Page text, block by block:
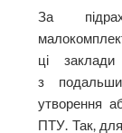
За
ці заклади
з
утворення
ПТУ. Так, для